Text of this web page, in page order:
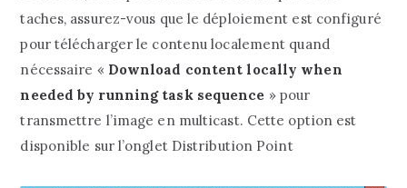
taches, assurez-vous que le déploiement est configuré
pour télécharger le contenu localement quand
nécessaire « Download content locally when
needed by running task sequence » pour
transmettre l’image en multicast. Cette option est
disponible sur l’onglet Distribution Point